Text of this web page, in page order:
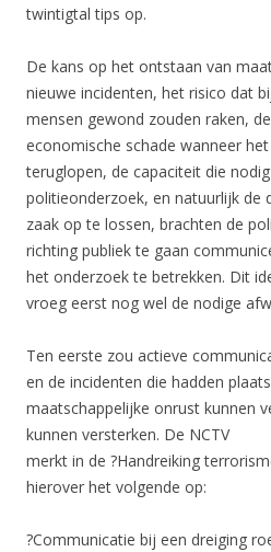
twintigtal tips op.
De kans op het ontstaan van
nieuwe incidenten, het risico dat
mensen gewond zouden raken,
economische schade wanneer
teruglopen, de capaciteit die
politieonderzoek, en natuurlijk de
zaak op te lossen, brachten de
richting publiek te gaan
het onderzoek te betrekken. Dit
vroeg eerst nog wel de nodige
Ten eerste zou actieve
en de incidenten die hadden
maatschappelijke onrust kunnen
kunnen versterken. De NCTV
merkt in de ?Handreiking
hierover het volgende op:
?Communicatie bij een dreiging